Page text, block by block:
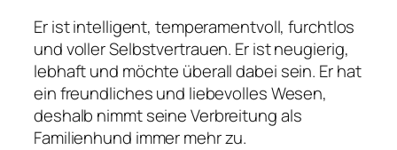
Er ist intelligent, temperamentvoll, furchtlos
und voller Selbstvertrauen. Er ist neugierig,
lebhaft und möchte überall dabei sein. Er hat
ein freundliches und liebevolles Wesen,
deshalb nimmt seine Verbreitung als
Familienhund immer mehr zu.